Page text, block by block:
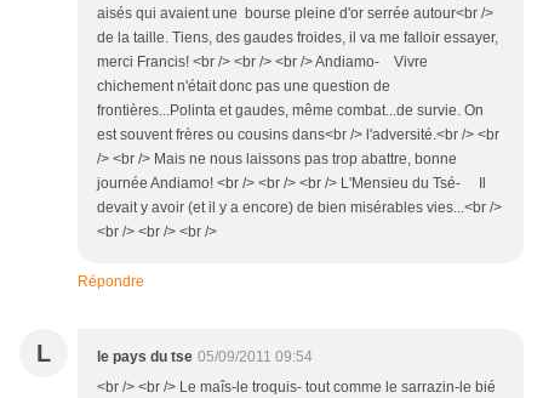
aisés qui avaient une bourse pleine d'or serrée autour<br />
de la taille. Tiens, des gaudes froides, il va me falloir essayer,
merci Francis! <br /> <br /> <br /> Andiamo- Vivre
chichement n'était donc pas une question de
frontières...Polinta et gaudes, même combat...de survie. On
est souvent frères ou cousins dans<br /> l'adversité.<br /> <br
/> <br /> Mais ne nous laissons pas trop abattre, bonne
journée Andiamo! <br /> <br /> <br /> L'Mensieu du Tsé- Il
devait y avoir (et il y a encore) de bien misérables vies...<br />
<br /> <br /> <br />
Répondre
L le pays du tse 05/09/2011 09:54
<br /> <br /> Le maîs-le troquis- tout comme le sarrazin-le bié